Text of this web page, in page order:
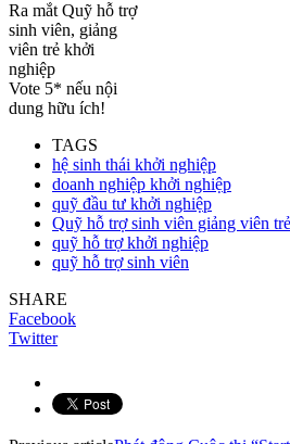
Ra mắt Quỹ hỗ trợ
sinh viên, giảng
viên trẻ khởi
nghiệp
Vote 5* nếu nội
dung hữu ích!
TAGS
hệ sinh thái khởi nghiệp
doanh nghiệp khởi nghiệp
quỹ đầu tư khởi nghiệp
Quỹ hỗ trợ sinh viên giảng viên
quỹ hỗ trợ khởi nghiệp
quỹ hỗ trợ sinh viên
SHARE
Facebook
Twitter